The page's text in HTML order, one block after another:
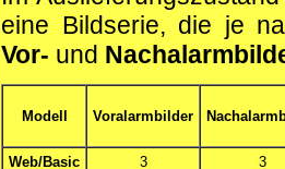
eine Bildserie, die je
Vor- und
Modell Voralarmbilder
Web/Basic 3
3